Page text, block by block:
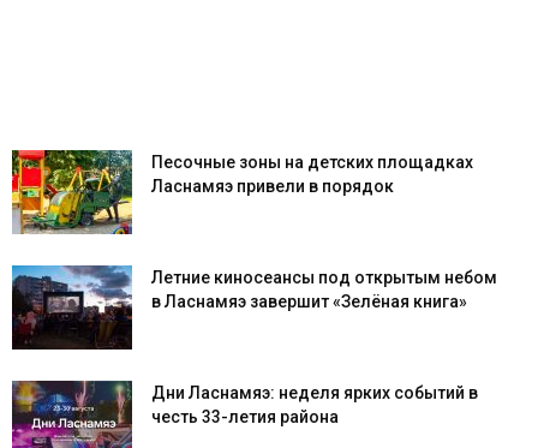
Песочные зоны на детских площадках
Ласнамяэ привели в порядок
Летние киносеансы под открытым небом
в Ласнамяэ завершит «Зелёная книга»
Дни Ласнамяэ: неделя ярких событий в
честь 33-летия района